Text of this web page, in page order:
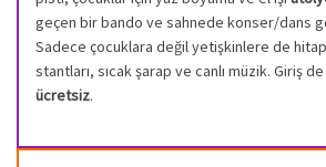
geçen bir bando ve sahnede konser/dans
Sadece çocuklara değil yetişkinlere de
stantları, sıcak şarap ve canlı müzik. Giriş
ücretsiz.